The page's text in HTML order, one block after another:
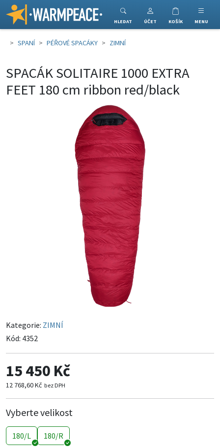
Warmpeace
HLEDAT ÚČET KOŠÍK MENU
SPANÍ PÉŘOVÉ SPACÁKY ZIMNÍ
SPACÁK SOLITAIRE 1000 EXTRA
FEET 180 cm ribbon red/black
Kategorie: ZIMNÍ
Kód: 4352
15 450 Kč
12 768,60 Kč bez DPH
Vyberte velikost
180/L 180/R